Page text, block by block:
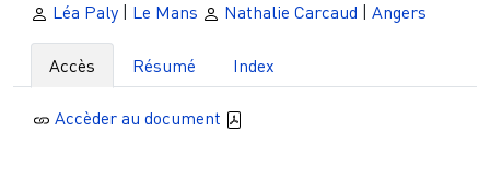
Léa Paly Le Mans Nathalie Carcaud Angers
Accès Résumé Index
Accèder au document